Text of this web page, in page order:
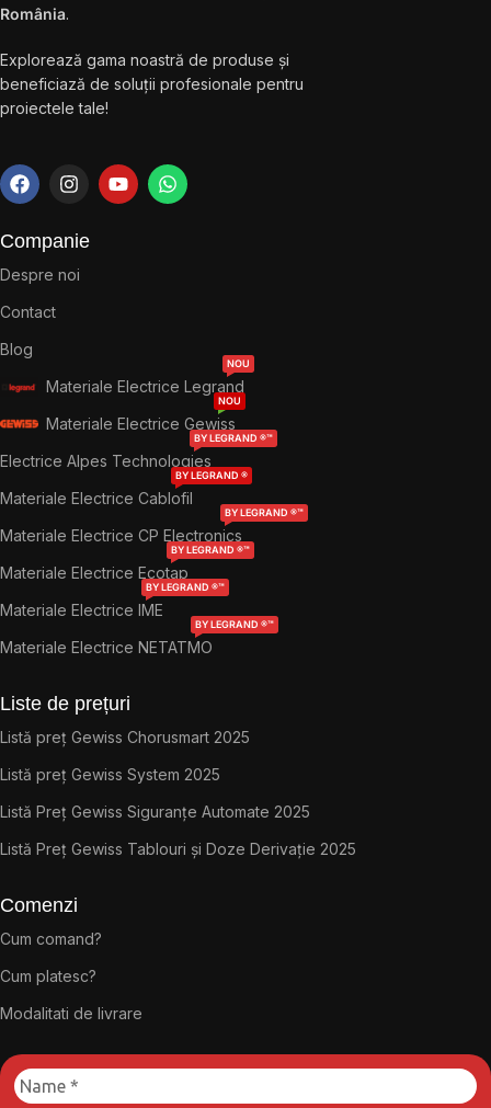
România.
Explorează gama noastră de produse și
beneficiază de soluții profesionale pentru
proiectele tale!
Companie
Despre noi
Contact
Blog
Materiale Electrice Legrand
NOU
Materiale Electrice Gewiss
NOU
Electrice Alpes Technologies
BY LEGRAND ®™
Materiale Electrice Cablofil
BY LEGRAND ®
Materiale Electrice CP Electronics
BY LEGRAND ®™
Materiale Electrice Ecotap
BY LEGRAND ®™
Materiale Electrice IME
BY LEGRAND ®™
Materiale Electrice NETATMO
BY LEGRAND ®™
Liste de prețuri
Listă preț Gewiss Chorusmart 2025
Listă preț Gewiss System 2025
Listă Preț Gewiss Siguranțe Automate 2025
Listă Preț Gewiss Tablouri și Doze Derivație 2025
Comenzi
Cum comand?
Cum platesc?
Modalitati de livrare